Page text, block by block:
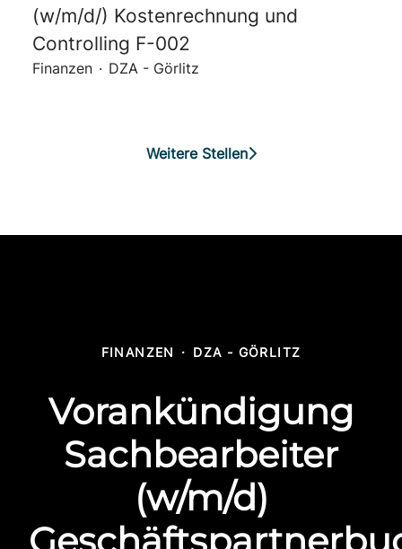
(w/m/d/) Kostenrechnung und
Controlling F-002
Finanzen · DZA - Görlitz
Weitere Stellen
FINANZEN · DZA - GÖRLITZ
Vorankündigung
Sachbearbeiter
(w/m/d)